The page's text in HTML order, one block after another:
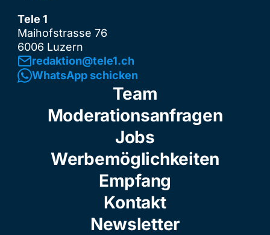
Tele 1
Maihofstrasse 76
6006 Luzern
redaktion@tele1.ch
WhatsApp schicken
Team
Moderationsanfragen
Jobs
Werbemöglichkeiten
Empfang
Kontakt
Newsletter